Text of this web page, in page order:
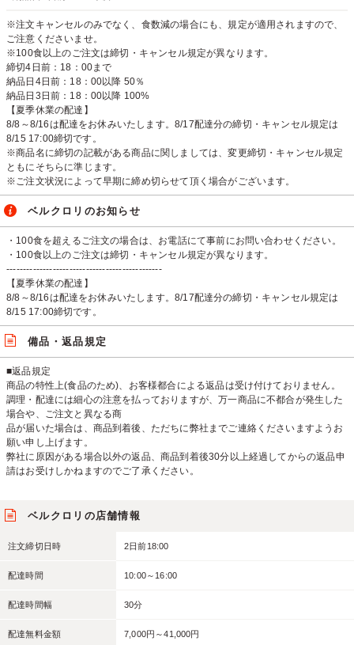
※注文キャンセルのみでなく、食数減の場合にも、規定が適用されますので、
ご注意くださいませ。
※100食以上のご注文は締切・キャンセル規定が異なります。
締切4日前：18：00まで
納品日4日前：18：00以降 50％
納品日3日前：18：00以降 100%
【夏季休業の配達】
8/8～8/16は配達をお休みいたします。8/17配達分の締切・キャンセル規定は
8/15 17:00締切です。
※商品名に締切の記載がある商品に関しましては、変更締切・キャンセル規定
ともにそちらに準じます。
※ご注文状況によって早期に締め切らせて頂く場合がございます。
ベルクロリのお知らせ
・100食を超えるご注文の場合は、お電話にて事前にお問い合わせください。
・100食以上のご注文は締切・キャンセル規定が異なります。
-----------------------------------------------
【夏季休業の配達】
8/8～8/16は配達をお休みいたします。8/17配達分の締切・キャンセル規定は
8/15 17:00締切です。
備品・返品規定
■返品規定
商品の特性上(⾷品のため)、お客様都合による返品は受け付けておりません。
調理・配達には細⼼の注意を払っておりますが、万⼀商品に不都合が発⽣した
場合や、ご注⽂と異なる商
品が届いた場合は、商品到着後、ただちに弊社までご連絡くださいますようお
願い申し上げます。
弊社に原因がある場合以外の返品、商品到着後30分以上経過してからの返品申
請はお受けしかねますのでご了承ください。
ベルクロリの店舗情報
注文締切日時 2日前18:00
配達時間 10:00～16:00
配達時間幅 30分
配達無料金額 7,000円～41,000円